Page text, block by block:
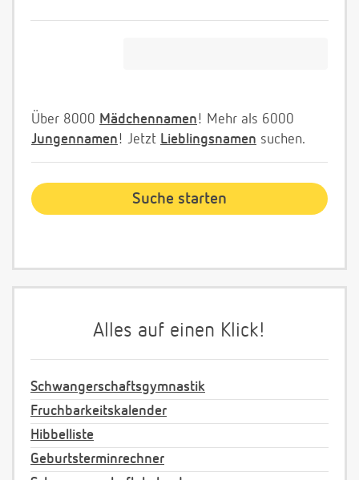
Über 8000 Mädchennamen! Mehr als 6000
Jungennamen! Jetzt Lieblingsnamen suchen.
Alles auf einen Klick!
Schwangerschaftsgymnastik
Fruchbarkeitskalender
Hibbelliste
Geburtsterminrechner